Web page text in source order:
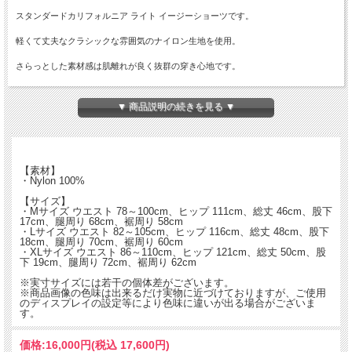
スタンダードカリフォルニア ライト イージーショーツです。
軽くて丈夫なクラシックな雰囲気のナイロン生地を使用。
さらっとした素材感は肌離れが良く抜群の穿き心地です。
濡れても乾きやすい素材なので、日常からアウトドアまで幅広く活用できるイージ
ーショーツです。
▼ 商品説明の続きを見る ▼
【素材】
・Nylon 100%
【サイズ】
・Mサイズ ウエスト 78～100cm、ヒップ 111cm、総丈 46cm、股下
17cm、腿周り 68cm、裾周り 58cm
・Lサイズ ウエスト 82～105cm、ヒップ 116cm、総丈 48cm、股下
18cm、腿周り 70cm、裾周り 60cm
・XLサイズ ウエスト 86～110cm、ヒップ 121cm、総丈 50cm、股
下 19cm、腿周り 72cm、裾周り 62cm
※実寸サイズには若干の個体差がございます。
※商品画像の色味は出来るだけ実物に近づけておりますが、ご使用
のディスプレイの設定等により色味に違いが出る場合がございま
す。
価格:16,000円(税込 17,600円)